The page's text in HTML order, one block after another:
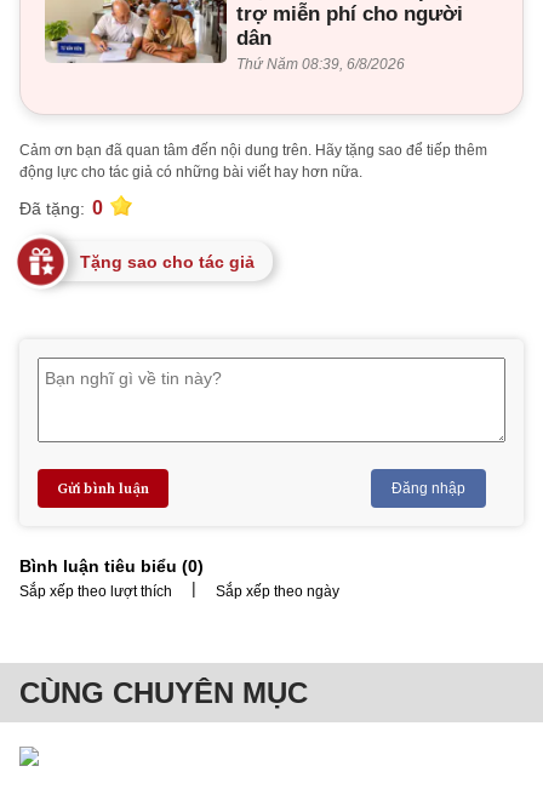
trợ miễn phí cho người
dân
Thứ Năm 08:39, 6/8/2026
Cảm ơn bạn đã quan tâm đến nội dung trên. Hãy tặng sao để tiếp thêm
động lực cho tác giả có những bài viết hay hơn nữa.
Đã tặng: 0
Tặng sao cho tác giả
Gửi bình luận Đăng nhập
Bình luận tiêu biểu (0)
Sắp xếp theo lượt thích | Sắp xếp theo ngày
CÙNG CHUYÊN MỤC